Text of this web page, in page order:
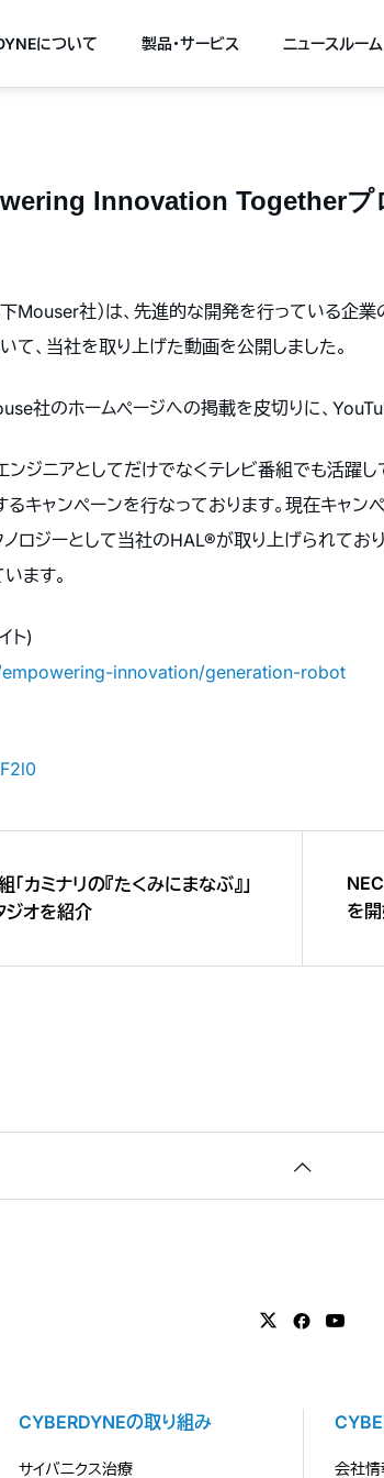
について 製品・サービス ニュースルーム
Innovation Togetherプ
Mouser社）は、先進的な開発を行っている企
て、当社を取り上げた動画を公開しました。
社のホームページへの掲載を皮切りに、
ジニアとしてだけでなくテレビ番組でも活躍
キャンペーンを行なっております。現在キャ
ロジーとして当社のHAL®が取り上げられてお
ます。
ト)
innovation/generation-robot
カミナリの『たくみにまなぶ』」
ジオを紹介
を
CYBERDYNEの取り組み
サイバニクス治療 会社情